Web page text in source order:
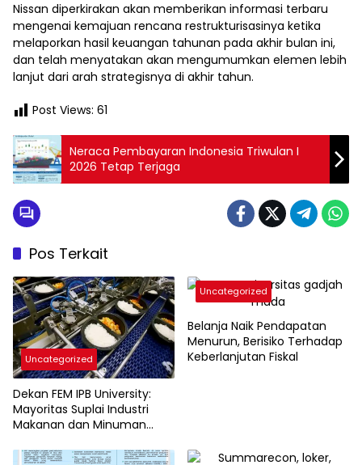
Nissan diperkirakan akan memberikan informasi terbaru
mengenai kemajuan rencana restrukturisasinya ketika
melaporkan hasil keuangan tahunan pada akhir bulan ini,
dan telah menyatakan akan mengumumkan elemen lebih
lanjut dari arah strategisnya di akhir tahun.
Post Views: 61
Neraca Pembayaran Indonesia Triwulan I
2026 Tetap Terjaga
Pos Terkait
Uncategorized
Dekan FEM IPB University:
Mayoritas Suplai Industri
Makanan dan Minuman
Muslim Minoritas
Uncategorized
Belanja Naik Pendapatan
Menurun, Berisiko Terhadap
Keberlanjutan Fiskal